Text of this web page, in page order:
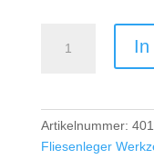
In
Artikelnummer:
Fliesenleger